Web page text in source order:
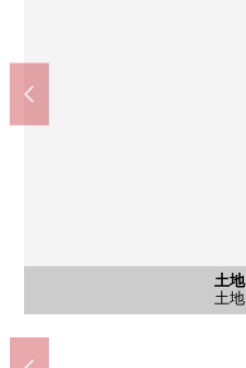
土
土
土
土
土
土
土
土
土
土
土
土
土
土
土
土
土
土
土
含有前面
前
含有前面
前
土
土
土
土
仙台市立柳生
步行
仙台市立柳生
步行
JR东北本线、常磐线、仙台机
步行
miyagi消费合作
步行
7-Eleven仙台柳生
步行
松本清柳生
步行
Daishin柳生
步行
杜的都信贷银行
步行
柳生4丁目
步行
柳生吉田小
步行